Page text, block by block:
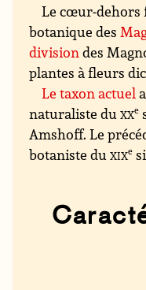
Le cœur-dehors
botanique des
division des
plantes à fleurs
Le taxon actuel
naturaliste duxxe
Amshoff. Le
botaniste duxixe